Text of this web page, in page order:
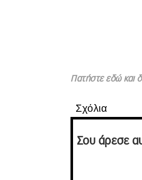
Πατήστε εδώ και
Σχόλια
Σου άρεσε